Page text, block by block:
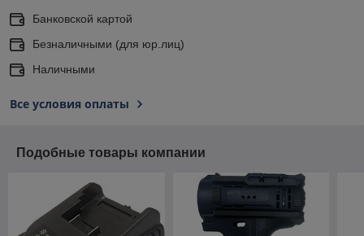
Банковской картой
Безналичными (для юр.лиц)
Наличными
Все условия оплаты
Подобные товары компании